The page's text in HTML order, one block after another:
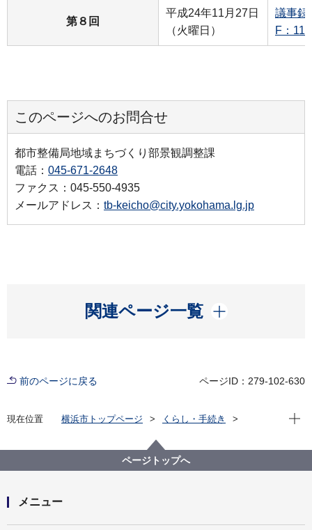
第８回
平成24年11月27日
（火曜日）
議事録
F：
このページへのお問合せ
都市整備局地域まちづくり部景観調整課
電話： 045-671-2648
ファクス：045-550-4935
メールアドレス： tb-keicho@city.yokohama.lg.jp
関連ページ一覧
開く
前のページに戻る ページID：279-102-630
現在位置 横浜市トップページ
くらし・手続き
横浜市都市美対策審議会
横浜市都市美対策審議会 表彰広報部会の議事録
第１～８回横浜市都市美対策審議会表彰広報部会議事
現在
ページトップへ
メニュー